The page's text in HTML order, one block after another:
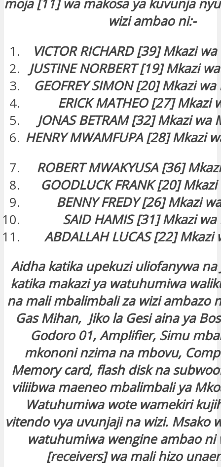
moja [11] wa makosa ya kuvunja
wizi ambao ni:-
VICTOR RICHARD [39] Mkazi
JUSTINE NORBERT [19] Mkazi
GEOFREY SIMON [20] Mkazi
ERICK MATHEO [27] Mkazi
JONAS BETRAM [32] Mkazi
HENRY MWAMFUPA [28] Mkazi
ROBERT MWAKYUSA [36]
GOODLUCK FRANK [20]
BENNY FREDY [26] Mkazi
SAID HAMIS [31] Mkazi wa
ABDALLAH LUCAS [22] Mkazi
Aidha katika upekuzi uliofanywa na
katika makazi ya watuhumiwa
na mali mbalimbali za wizi ambazo
Gas Mihan, Jiko la Gesi aina ya
Godoro 01, Amplifier, Simu
mkononi nzima na mbovu,
Memory card, flash disk na
viliibwa maeneo mbalimbali ya
Watuhumiwa wote wamekiri
vitendo vya uvunjaji na wizi. Msako
watuhumiwa wengine ambao ni
[receivers] wa mali hizo